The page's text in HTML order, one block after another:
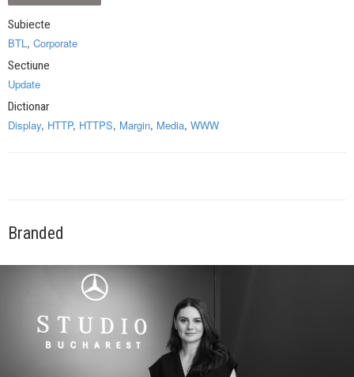
Subiecte
BTL, Corporate
Sectiune
Update
Dictionar
Display, HTTP, HTTPS, Margin, Media, WWW
Branded